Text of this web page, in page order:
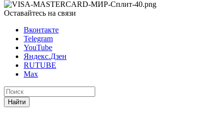
Оставайтесь на связи
Вконтакте
Telegram
YouTube
Яндекс.Дзен
RUTUBE
Max
Найти